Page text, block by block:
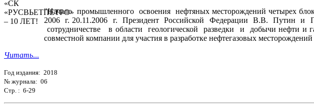
"Начало промышленного освоения нефтяных месторождений четырех
2006 г. 20.11.2006 г. Президент Российской Федерации В.В. Путин и
сотрудничестве в области геологической разведки и добычи нефти и
совместной компании для участия в разработке нефтегазовых
Читать...
Год издания: 2018
№ журнала: 06
Стр. : 6-29